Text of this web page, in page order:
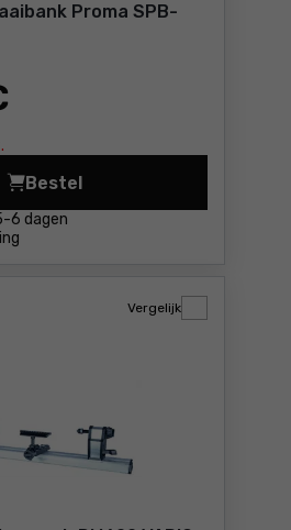
Proma SPB-
6 dagen
Bestel
Universele draaibank
Vergelijk